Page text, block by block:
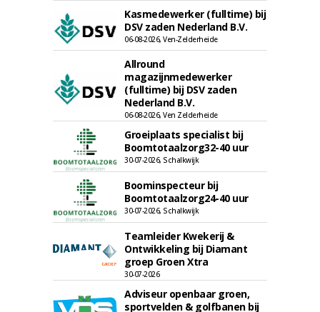
Kasmedewerker (fulltime) bij
DSV zaden Nederland B.V.
06-08-2026, Ven-Zelderheide
Allround
magazijnmedewerker
(fulltime) bij DSV zaden
Nederland B.V.
06-08-2026, Ven Zelderheide
Groeiplaats specialist bij
Boomtotaalzorg32-40 uur
30-07-2026, Schalkwijk
Boominspecteur bij
Boomtotaalzorg24-40 uur
30-07-2026, Schalkwijk
Teamleider Kwekerij &
Ontwikkeling bij Diamant
groep Groen Xtra
30-07-2026
Adviseur openbaar groen,
sportvelden & golfbanen bij